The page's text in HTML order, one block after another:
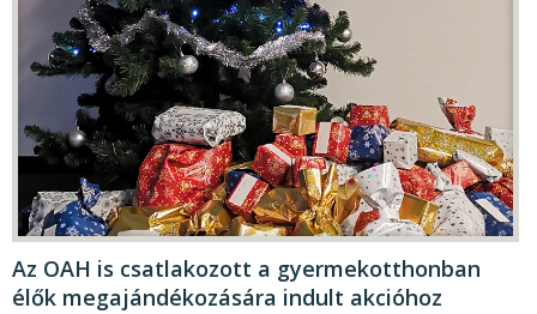
Az OAH is csatlakozott a gyermekotthonban
élők megajándékozására indult akcióhoz